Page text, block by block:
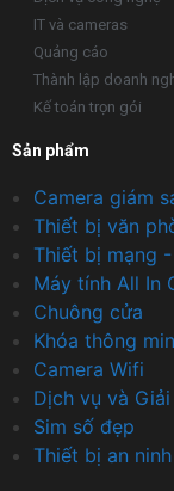
IT và cameras
Quảng cáo
Thành lập doanh
Kế toán trọn gói
Sản phẩm
Camera giám
Thiết bị văn
Thiết bị mạng
Máy tính All In
Chuông cửa
Khóa thông
Camera Wifi
Dịch vụ và
Sim số đẹp
Thiết bị an ninh